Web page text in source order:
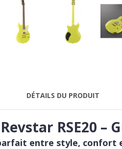
DÉTAILS DU PRODUIT
RSE20
entre style, confort